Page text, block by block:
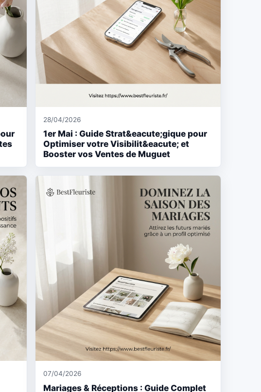
28/04/2026
1er Mai : Guide Strat&eacute;gique pour
Optimiser votre Visibilit&eacute; et
Booster vos Ventes de Muguet
07/04/2026
Mariages & Réceptions : Guide Complet